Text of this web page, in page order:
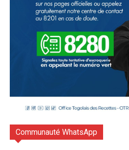
Communauté WhatsApp